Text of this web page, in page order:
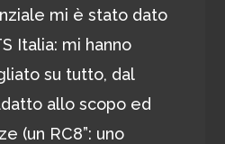
mi è stato dato
Italia: mi hanno
su tutto, dal
allo scopo ed
(un RC8”: uno